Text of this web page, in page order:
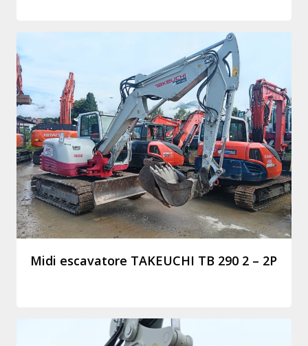
Midi escavatore TAKEUCHI TB 290 2 – 2P